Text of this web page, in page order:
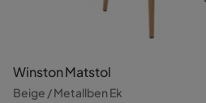
Winston Matstol
Beige / Metallben Ek